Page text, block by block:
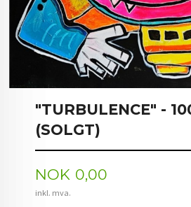
"TURBULENCE" -
(SOLGT)
Pris
NOK 0,00
inkl. mva.